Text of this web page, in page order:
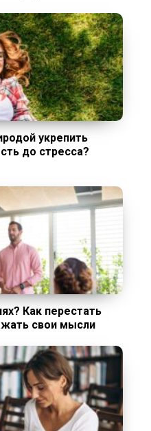
укрепить
до стресса?
Как перестать
свои мысли